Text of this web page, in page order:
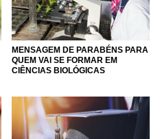
MENSAGEM DE PARABÉNS PARA
QUEM VAI SE FORMAR EM
CIÊNCIAS BIOLÓGICAS